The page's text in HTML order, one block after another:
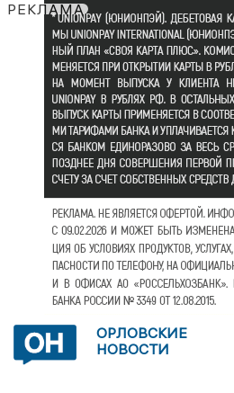
РЕКЛАМА
ОРЛОВСКИЕ
НОВОСТИ